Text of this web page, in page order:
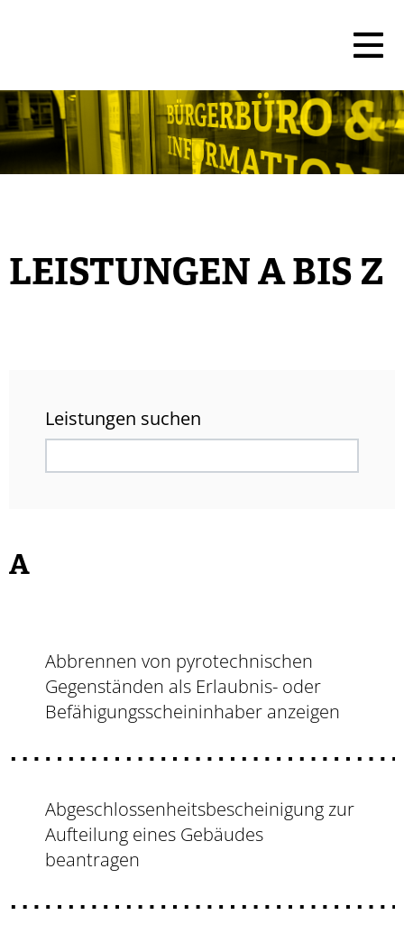
LEISTUNGEN A BIS Z
Leistungen suchen
A
Abbrennen von pyrotechnischen
Gegenständen als Erlaubnis- oder
Befähigungsscheininhaber anzeigen
Abgeschlossenheitsbescheinigung zur
Aufteilung eines Gebäudes
beantragen